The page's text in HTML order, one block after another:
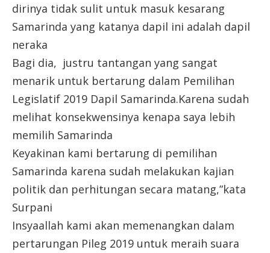
dirinya tidak sulit untuk masuk kesarang
Samarinda yang katanya dapil ini adalah dapil
neraka
Bagi dia, justru tantangan yang sangat
menarik untuk bertarung dalam Pemilihan
Legislatif 2019 Dapil Samarinda.Karena sudah
melihat konsekwensinya kenapa saya lebih
memilih Samarinda
Keyakinan kami bertarung di pemilihan
Samarinda karena sudah melakukan kajian
politik dan perhitungan secara matang,”kata
Surpani
Insyaallah kami akan memenangkan dalam
pertarungan Pileg 2019 untuk meraih suara